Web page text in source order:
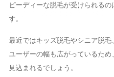
ピーディーな脱毛が受けられる
す。
最近ではキッズ脱毛やシニア脱
ユーザーの幅も広がっているた
見込まれるでしょう。